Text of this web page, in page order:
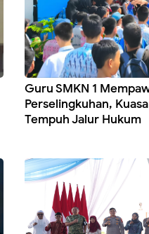
Guru SMKN 1
Perselingkuhan,
Tempuh Jalur Hukum